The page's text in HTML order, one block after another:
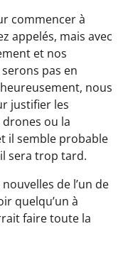
commencer à
appelés, mais avec
et nos
pas en
nous
justifier les
ou la
il semble probable
sera trop tard.
de l’un de
quelqu’un à
faire toute la